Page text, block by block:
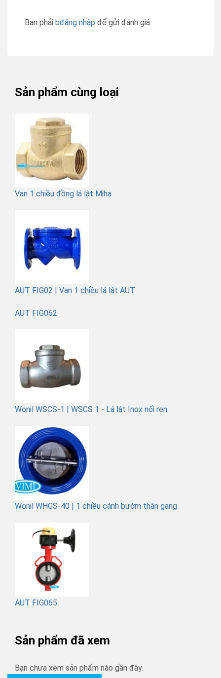
Bạn phải bđăng nhập để gửi đánh giá.
Sản phẩm cùng loại
Van 1 chiều đồng lá lật Miha
AUT FIG02 | Van 1 chiều lá lật AUT
AUT FIG062
Wonil WSCS-1 | WSCS 1 - Lá lật Inox nối ren
Wonil WHGS-40 | 1 chiều cánh bướm thân gang
AUT FIG065
Sản phẩm đã xem
Bạn chưa xem sản phẩm nào gần đây.